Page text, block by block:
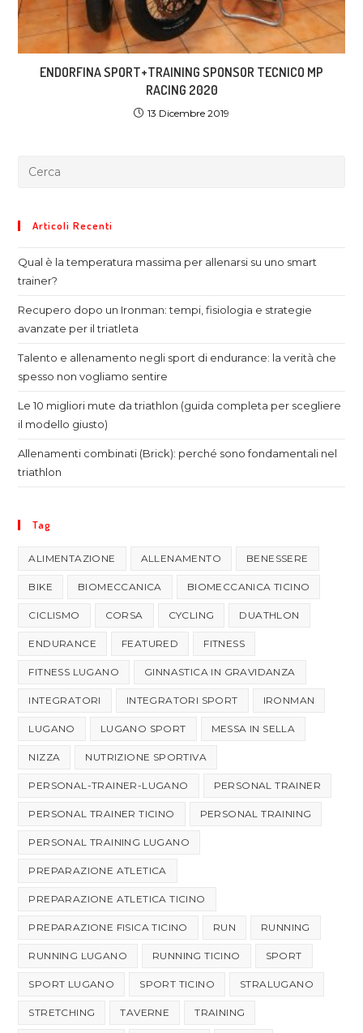
ENDORFINA SPORT+TRAINING SPONSOR TECNICO MP
RACING 2020
13 Dicembre 2019
Articoli Recenti
Qual è la temperatura massima per allenarsi su uno smart
trainer?
Recupero dopo un Ironman: tempi, fisiologia e strategie
avanzate per il triatleta
Talento e allenamento negli sport di endurance: la verità che
spesso non vogliamo sentire
Le 10 migliori mute da triathlon (guida completa per scegliere
il modello giusto)
Allenamenti combinati (Brick): perché sono fondamentali nel
triathlon
Tag
ALIMENTAZIONE ALLENAMENTO BENESSERE
BIKE BIOMECCANICA BIOMECCANICA TICINO
CICLISMO CORSA CYCLING DUATHLON
ENDURANCE FEATURED FITNESS
FITNESS LUGANO GINNASTICA IN GRAVIDANZA
INTEGRATORI INTEGRATORI SPORT IRONMAN
LUGANO LUGANO SPORT MESSA IN SELLA
NIZZA NUTRIZIONE SPORTIVA
PERSONAL-TRAINER-LUGANO PERSONAL TRAINER
PERSONAL TRAINER TICINO PERSONAL TRAINING
PERSONAL TRAINING LUGANO
PREPARAZIONE ATLETICA
PREPARAZIONE ATLETICA TICINO
PREPARAZIONE FISICA TICINO RUN RUNNING
RUNNING LUGANO RUNNING TICINO SPORT
SPORT LUGANO SPORT TICINO STRALUGANO
STRETCHING TAVERNE TRAINING